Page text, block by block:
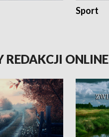
Sport
REDAKCJI ONLINE